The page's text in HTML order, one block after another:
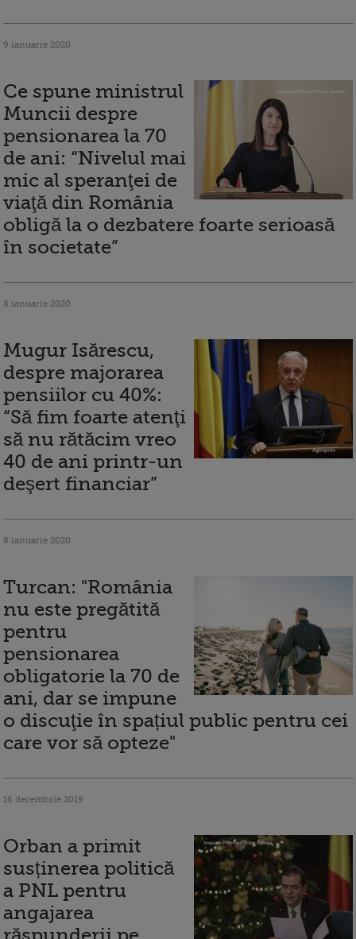
9 ianuarie 2020
Ce spune ministrul
Muncii despre
pensionarea la 70
de ani: “Nivelul mai
mic al speranţei de
viaţă din România
obligă la o dezbatere foarte serioasă
în societate”
8 ianuarie 2020
Mugur Isărescu,
despre majorarea
pensiilor cu 40%:
“Să fim foarte atenţi
să nu rătăcim vreo
40 de ani printr-un
deşert financiar”
8 ianuarie 2020
Turcan: "România
nu este pregătită
pentru
pensionarea
obligatorie la 70 de
ani, dar se impune
o discuţie în spațiul public pentru cei
care vor să opteze"
16 decembrie 2019
Orban a primit
susținerea politică
a PNL pentru
angajarea